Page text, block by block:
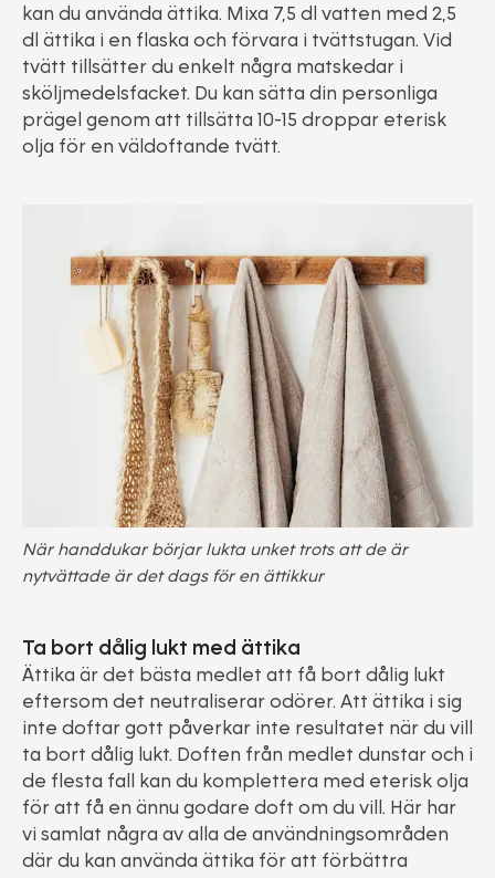
kan du använda ättika. Mixa 7,5 dl vatten med 2,5
dl ättika i en flaska och förvara i tvättstugan. Vid
tvätt tillsätter du enkelt några matskedar i
sköljmedelsfacket. Du kan sätta din personliga
prägel genom att tillsätta 10-15 droppar eterisk
olja för en väldoftande tvätt.
När handdukar börjar lukta unket trots att de är
nytvättade är det dags för en ättikkur
Ta bort dålig lukt med ättika
Ättika är det bästa medlet att få bort dålig lukt
eftersom det neutraliserar odörer. Att ättika i sig
inte doftar gott påverkar inte resultatet när du vill
ta bort dålig lukt. Doften från medlet dunstar och i
de flesta fall kan du komplettera med eterisk olja
för att få en ännu godare doft om du vill. Här har
vi samlat några av alla de användningsområden
där du kan använda ättika för att förbättra